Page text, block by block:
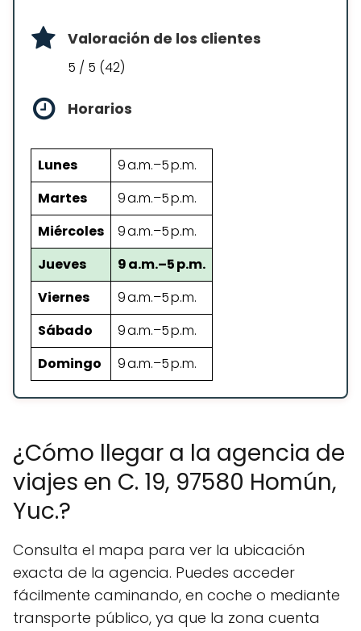
Valoración de los clientes
5 / 5 (42)
Horarios
Lunes
9 a.m.–5 p.m.
Martes
9 a.m.–5 p.m.
Miércoles
9 a.m.–5 p.m.
Jueves
9 a.m.–5 p.m.
Viernes
9 a.m.–5 p.m.
Sábado
9 a.m.–5 p.m.
Domingo
9 a.m.–5 p.m.
¿Cómo llegar a la agencia de
viajes en C. 19, 97580 Homún,
Yuc.?
Consulta el mapa para ver la ubicación
exacta de la agencia. Puedes acceder
fácilmente caminando, en coche o mediante
transporte público, ya que la zona cuenta